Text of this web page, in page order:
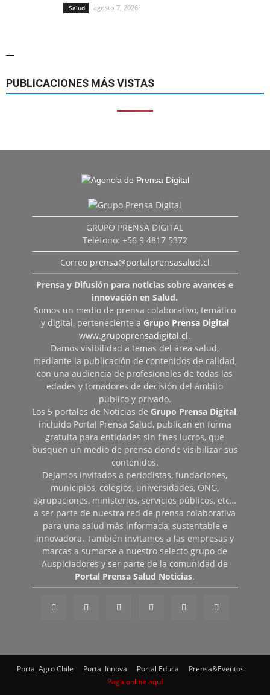
Salud agosto 7, 2026
—
PUBLICACIONES MÁS VISTAS
GRUPO PRENSA DIGITAL
Teléfono: +56 9 4817 5372
Correo prensa@portalprensasalud.cl
Prensa y Difusión para noticias sobre avances e
innovación en Salud.
Somos un medio de prensa colaborativo, temático
y digital, perteneciente a Grupo Prensa Digital
www.grupoprensadigital.cl.
Damos visibilidad a temas del área salud,
mediante la publicación de contenidos de calidad,
con una audiencia de profesionales de todas las
edades y tomadores de decisión del ámbito
público y privado.
Los 5 portales de Noticias de Grupo Prensa Digital,
incluido Portal Prensa Salud, publican en forma
gratuita para entidades sin fines lucros, que
busquen un medio de prensa donde visibilizar sus
contenidos.
Dejamos invitados a periodistas, fundaciones,
municipios, colegios, universidades, ONG,
agrupaciones, ministerios, servicios públicos, etc…
a ser parte de nuestra red de prensa colaborativa
para una salud más informada, sustentable e
innovadora. También invitamos a las empresas y
marcas a sumarse a nuestro selecto grupo de
Auspiciadores y ser parte de la comunidad de
Portal Prensa Salud Noticias.
Portal Agro Chile Portal Innova Portal Educa
Prensa&Eventos
Paga online aquí